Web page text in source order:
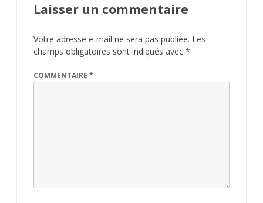
Laisser un commentaire
Votre adresse e-mail ne sera pas publiée. Les
champs obligatoires sont indiqués avec *
COMMENTAIRE *